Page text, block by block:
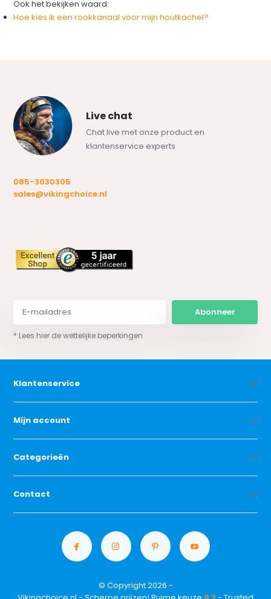
Ook het bekijken waard:
Hoe kies ik een rookkanaal voor mijn houtkachel?
Live chat
Chat live met onze product en
klantenservice experts
085-3030305
sales@vikingchoice.nl
Abonneer
* Lees hier de wettelijke beperkingen
Klantenservice
Mijn account
Categorieën
Contact
© Copyright 2026 -